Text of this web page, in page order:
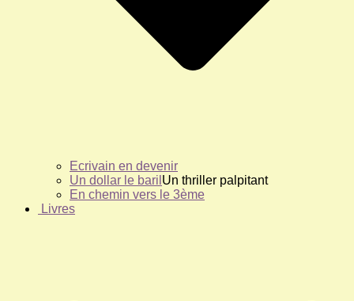
Ecrivain en devenir
Un dollar le baril Un thriller palpitant
En chemin vers le 3ème
Livres